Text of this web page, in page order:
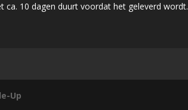
10 dagen duurt voordat het geleverd wordt.
Up